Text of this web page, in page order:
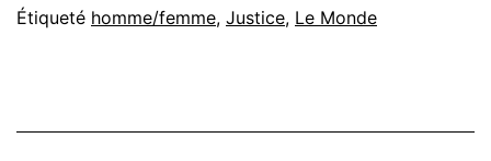
Étiqueté homme/femme, Justice, Le Monde